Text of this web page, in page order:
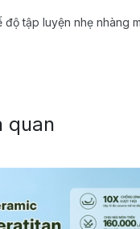
độ tập luyện nhẹ nhàng
quan